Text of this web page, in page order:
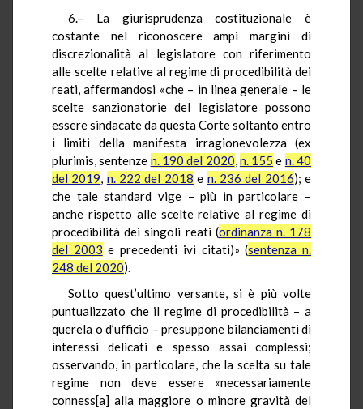
6.– La giurisprudenza costituzionale è
costante nel riconoscere ampi margini di
discrezionalità al legislatore con riferimento
alle scelte relative al regime di procedibilità dei
reati, affermandosi «che – in linea generale – le
scelte sanzionatorie del legislatore possono
essere sindacate da questa Corte soltanto entro
i limiti della manifesta irragionevolezza (ex
plurimis, sentenze n. 190 del 2020,n. 155 e n. 40
del 2019, n. 222 del 2018 e n. 236 del 2016); e
che tale standard vige – più in particolare –
anche rispetto alle scelte relative al regime di
procedibilità dei singoli reati (ordinanza n. 178
del 2003 e precedenti ivi citati)» (sentenza n.
248 del 2020).
Sotto quest’ultimo versante, si è più volte
puntualizzato che il regime di procedibilità – a
querela o d’ufficio – presuppone bilanciamenti di
interessi delicati e spesso assai complessi;
osservando, in particolare, che la scelta su tale
regime non deve essere «necessariamente
conness[a] alla maggiore o minore gravità del